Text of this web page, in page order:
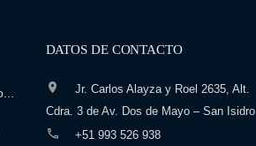
DATOS DE CONTACTO
Jr. Carlos Alayza y Roel 2635, Alt.
Cdra. 3 de Av. Dos de Mayo – San Isidro
+51 993 526 938